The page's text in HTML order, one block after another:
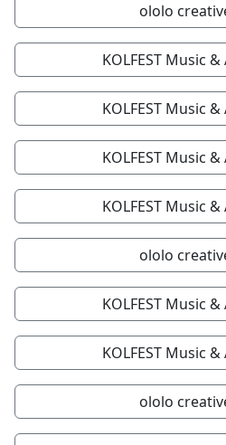
ololo
KOLFEST Music
KOLFEST Music
KOLFEST Music
KOLFEST Music
ololo
KOLFEST Music
KOLFEST Music
ololo